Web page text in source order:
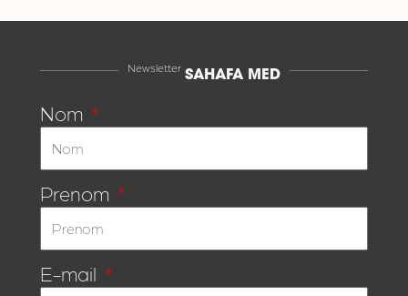
Newsletter
SAHAFA MED
Nom
Prenom
E-mail